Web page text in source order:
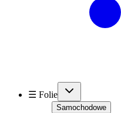
☰ Folie
Samochodowe